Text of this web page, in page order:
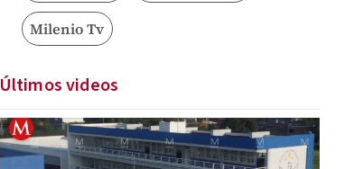
Milenio Tv
Últimos videos